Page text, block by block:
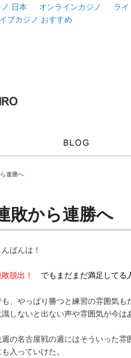
日本 オンラインカジノ
ライ
ブカジノ おすすめ
連勝へ
敗から連勝へ
ばんは！
脱出！ でもまだまだ満足してる
も、やっぱり勝つと練習の雰囲気
しないと出ない声や雰囲気が今は
の名古屋戦の週にはそういった
入っていけた。